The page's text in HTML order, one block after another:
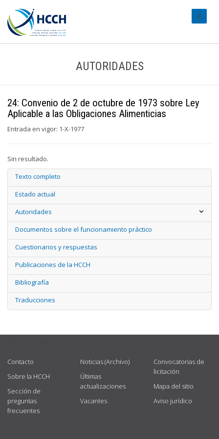
AUTORIDADES
24: Convenio de 2 de octubre de 1973 sobre Ley
Aplicable a las Obligaciones Alimenticias
Entrada en vigor: 1-X-1977
Sin resultado.
Texto completo
Estado actual
Autoridades
Documentos sobre el funcionamiento práctico
Cuestionarios y respuestas
Publicaciones de la HCCH
Bibliografía
Traducciones
Contacto
Sobre la HCCH
Sección de
preguntas
frecuentes
Noticias (Archivo)
Últimas
actualizaciones
Vacantes
Convocatorias de
licitación
Mapa del sitio
Aviso jurídico